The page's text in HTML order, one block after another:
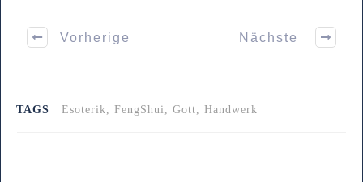
Vorherige Nächste
TAGS Esoterik, FengShui, Gott, Handwerk